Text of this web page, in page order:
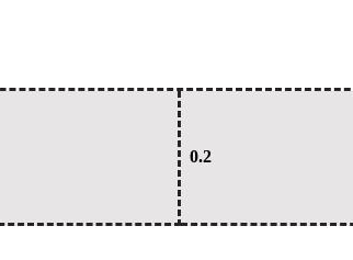
0.2